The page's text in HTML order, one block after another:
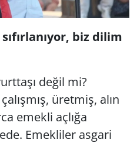
biz dilim
değil mi?
üretmiş, alın
emekli açlığa
Emekliler asgari